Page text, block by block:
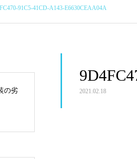
91C5-41CD-A143-E6630CEAA04A
2021.02.18
の劣